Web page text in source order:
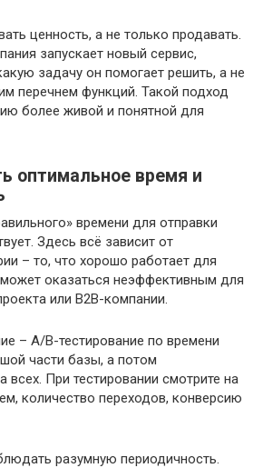
ценность, а не только продавать.
запускает новый сервис,
задачу он помогает решить, а не
перечнем функций. Такой подход
более живой и понятной для
оптимальное время и
времени для отправки
Здесь всё зависит от
– то, что хорошо работает для
может оказаться неэффективным для
или B2B-компании.
– A/B-тестирование по времени
части базы, а потом
всех. При тестировании смотрите на
количество переходов, конверсию
разумную периодичность.